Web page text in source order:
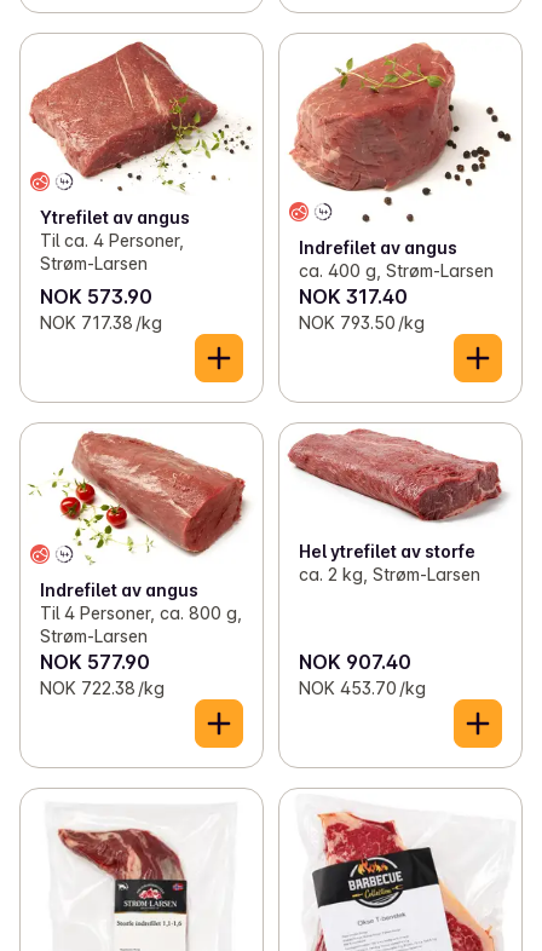
Ytrefilet av angus
Til ca. 4 Personer,
Strøm-Larsen
NOK 573.90
NOK 717.38 /kg
Indrefilet av angus
ca. 400 g, Strøm-Larsen
NOK 317.40
NOK 793.50 /kg
Indrefilet av angus
Til 4 Personer, ca. 800 g,
Strøm-Larsen
NOK 577.90
NOK 722.38 /kg
Hel ytrefilet av storfe
ca. 2 kg, Strøm-Larsen
NOK 907.40
NOK 453.70 /kg